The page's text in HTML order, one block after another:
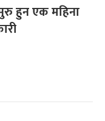
हुन एक महिना